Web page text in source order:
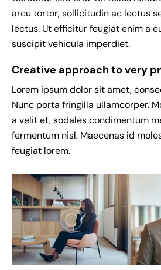
arcu tortor, sollicitudin ac lectus
lectus. Ut efficitur feugiat enim a
suscipit vehicula imperdiet.
Creative approach to very
Lorem ipsum dolor sit amet,
Nunc porta fringilla ullamcorper.
a velit et, sodales condimentum
fermentum nisl. Maecenas id
feugiat lorem.